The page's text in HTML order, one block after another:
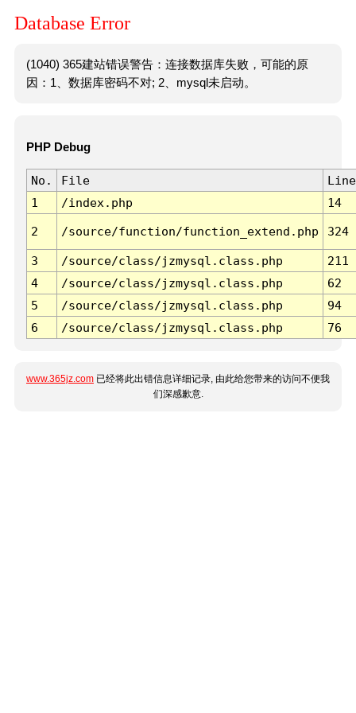
Database Error
(1040) 365建站错误警告：连接数据库失败，可能的原
因：1、数据库密码不对; 2、mysql未启动。
PHP Debug
No. File
Line
1
/index.php 14
2 /source/function/function_extend.php 324
3 /source/class/jzmysql.class.php
211
4
/source/class/jzmysql.class.php
62
5
/source/class/jzmysql.class.php
94
6
/source/class/jzmysql.class.php 76
www.365jz.com 已经将此出错信息详细记录, 由此给您带来的访问不便我
们深感歉意.